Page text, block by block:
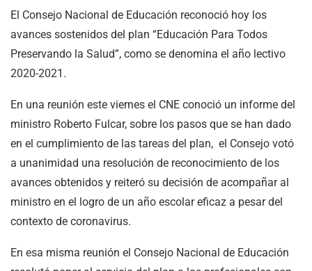
El Consejo Nacional de Educación reconoció hoy los
avances sostenidos del plan “Educación Para Todos
Preservando la Salud”, como se denomina el año lectivo
2020-2021.
En una reunión este viernes el CNE conoció un informe del
ministro Roberto Fulcar, sobre los pasos que se han dado
en el cumplimiento de las tareas del plan, el Consejo votó
a unanimidad una resolución de reconocimiento de los
avances obtenidos y reiteró su decisión de acompañar al
ministro en el logro de un año escolar eficaz a pesar del
contexto de coronavirus.
En esa misma reunión el Consejo Nacional de Educación